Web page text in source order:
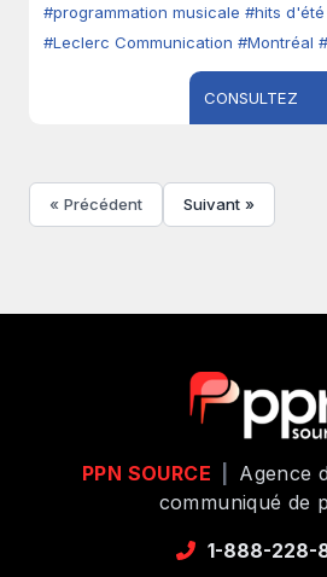
#programmation musicale #hits d'été
#Leclerc Communication #Montréal
CONSULTEZ
« Précédent Suivant »
PPN SOURCE
Agence
communiqué de
1-888-228-